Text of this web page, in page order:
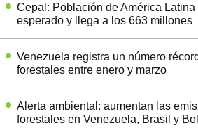
Cepal: Población de América
esperado y llega a los 663 millones
Venezuela registra un número
forestales entre enero y marzo
Alerta ambiental: aumentan las
forestales en Venezuela, Brasil y